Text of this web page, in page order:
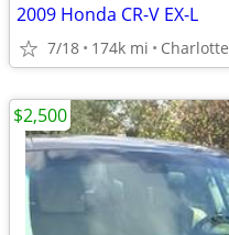
2009 Honda CR-V EX-L
7/18 174k mi Charlotte
$2,500